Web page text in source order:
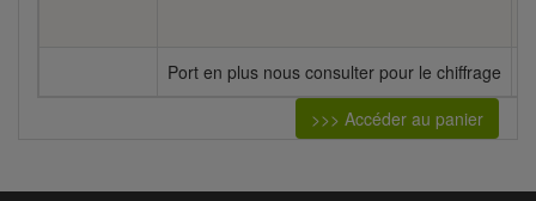
Port en plus nous consulter pour le chiffrage
>>> Accéder au panier